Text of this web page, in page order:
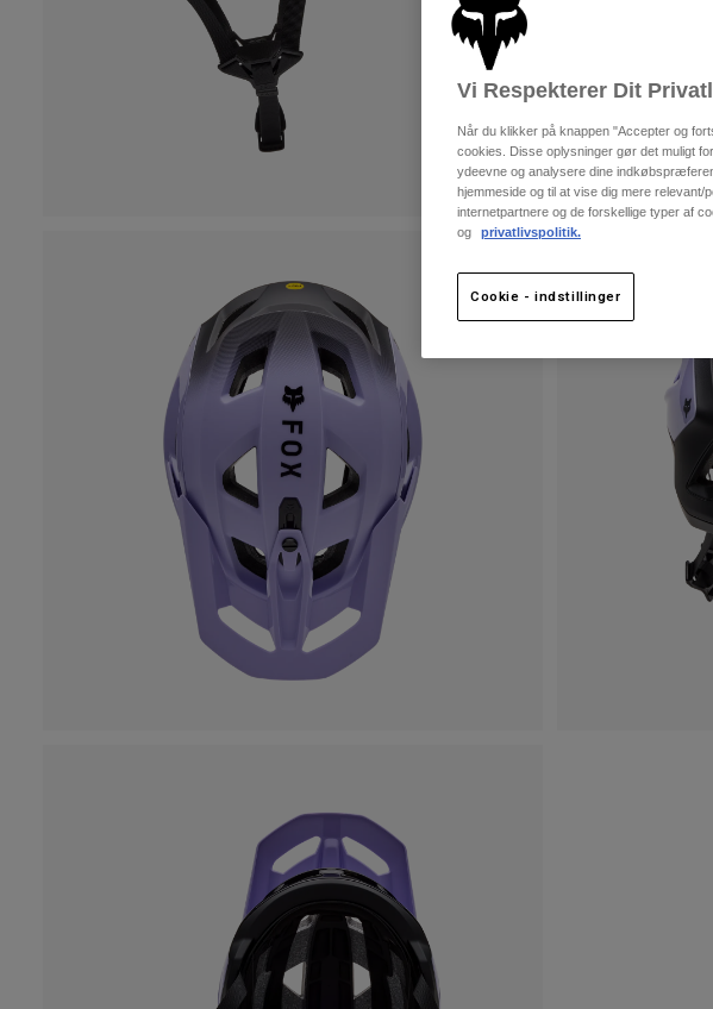
Vi Respekterer Dit
Når du klikker på knappen "Accepter og
cookies. Disse oplysninger gør det muligt
ydeevne og analysere dine
hjemmeside og til at vise dig mere
internetpartnere og de forskellige typer af
og
privatlivspolitik.
Cookie - indstillinger